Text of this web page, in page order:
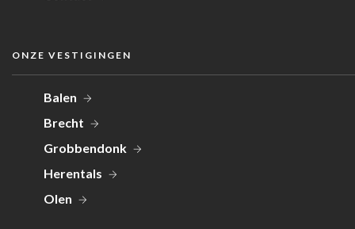
ONZE VESTIGINGEN
Balen
Brecht
Grobbendonk
Herentals
Olen